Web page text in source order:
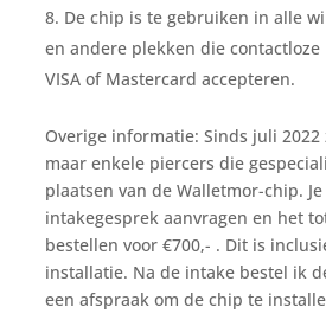
De chip is te gebruiken in alle
en andere plekken die
VISA of Mastercard accepteren.
Overige informatie:Sinds juli
maar enkele piercers die
plaatsen van de Walletmor-chip.
intakegesprek aanvragen en het
bestellen voor €700,- . Dit is
installatie. Na de intake bestel ik
een afspraak om de chip te